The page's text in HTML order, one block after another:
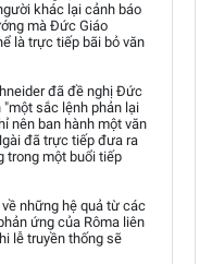
khác lại cảnh báo
mà Đức Giáo
là trực tiếp bãi bỏ văn
đã đề nghị Đức
"một sắc lệnh phản lại
nên ban hành một văn
đã trực tiếp đưa ra
trong một buổi tiếp
những hệ quả từ các
ứng của Rôma liên
lễ truyền thống sẽ